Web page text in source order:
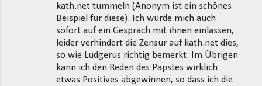
kath.net tummeln (Anonym ist ein schönes
Beispiel für diese). Ich würde mich auch
sofort auf ein Gespräch mit ihnen einlassen,
leider verhindert die Zensur auf kath.net dies,
so wie Ludgerus richtig bemerkt. Im Übrigen
kann ich den Reden des Papstes wirklich
etwas Positives abgewinnen, so dass ich die